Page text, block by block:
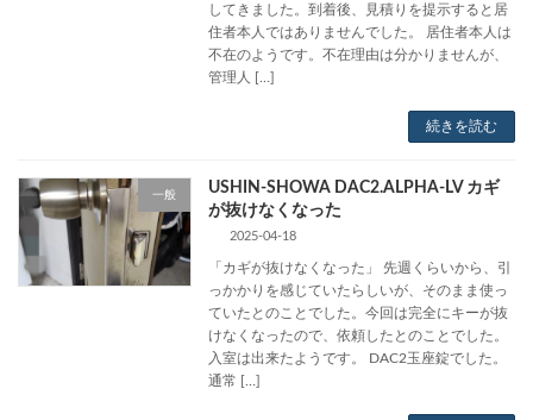
してきました。到着後、見積りを提示すると居
住者本人ではありませんでした。 居住者本人は
不在のようです。不在理由は分かりませんが、
管理人 […]
続きを読む
一般
USHIN-SHOWA DAC2.ALPHA-LV カギ
が抜けなくなった
2025-04-18
「カギが抜けなくなった」 先週くらいから、引
っかかりを感じていたらしいが、そのまま使っ
ていたとのことでした。今回は完全にキーが抜
けなくなったので、依頼したとのことでした。
入室は出来たようです。 DAC2玉座錠でした。
通常 […]